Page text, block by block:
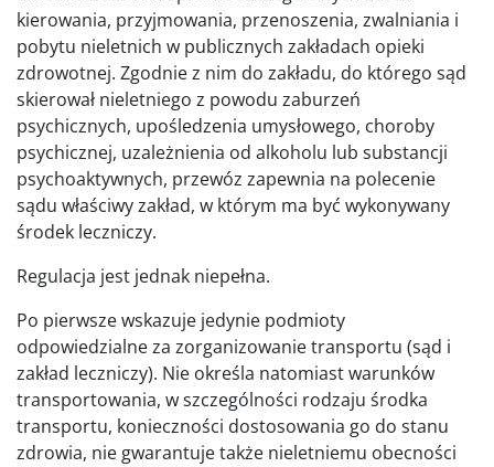
kierowania, przyjmowania, przenoszenia, zwalniania i
pobytu nieletnich w publicznych zakładach opieki
zdrowotnej. Zgodnie z nim do zakładu, do którego sąd
skierował nieletniego z powodu zaburzeń
psychicznych, upośledzenia umysłowego, choroby
psychicznej, uzależnienia od alkoholu lub substancji
psychoaktywnych, przewóz zapewnia na polecenie
sądu właściwy zakład, w którym ma być wykonywany
środek leczniczy.
Regulacja jest jednak niepełna.
Po pierwsze wskazuje jedynie podmioty
odpowiedzialne za zorganizowanie transportu (sąd i
zakład leczniczy). Nie określa natomiast warunków
transportowania, w szczególności rodzaju środka
transportu, konieczności dostosowania go do stanu
zdrowia, nie gwarantuje także nieletniemu obecności